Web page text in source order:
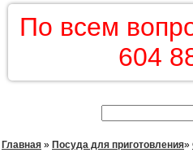
По всем
604
Главная » Посуда для приготовления»